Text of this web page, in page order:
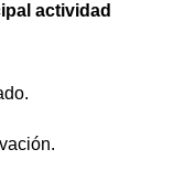
actividad